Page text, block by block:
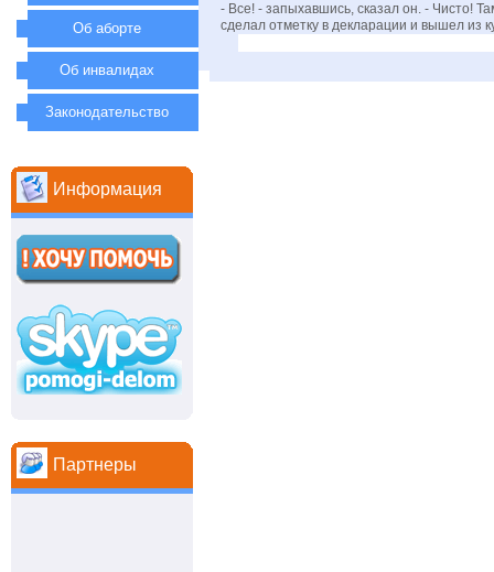
- Все! - запыхавшись, сказал он. - Чисто!
сделал отметку в декларации и вышел из
Об аборте
Об инвалидах
Законодательство
Информация
Партнеры